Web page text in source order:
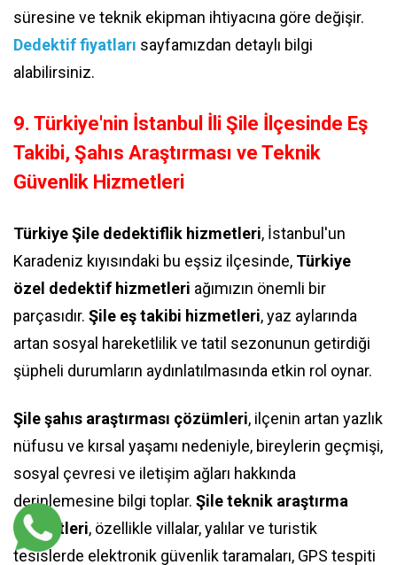
süresine ve teknik ekipman ihtiyacına göre değişir.
Dedektif fiyatları sayfamızdan detaylı bilgi
alabilirsiniz.
9. Türkiye'nin İstanbul İli Şile İlçesinde Eş
Takibi, Şahıs Araştırması ve Teknik
Güvenlik Hizmetleri
Türkiye Şile dedektiflik hizmetleri, İstanbul'un
Karadeniz kıyısındaki bu eşsiz ilçesinde, Türkiye
özel dedektif hizmetleri ağımızın önemli bir
parçasıdır. Şile eş takibi hizmetleri, yaz aylarında
artan sosyal hareketlilik ve tatil sezonunun getirdiği
şüpheli durumların aydınlatılmasında etkin rol oynar.
Şile şahıs araştırması çözümleri, ilçenin artan yazlık
nüfusu ve kırsal yaşamı nedeniyle, bireylerin geçmişi,
sosyal çevresi ve iletişim ağları hakkında
derinlemesine bilgi toplar. Şile teknik araştırma
hizmetleri, özellikle villalar, yalılar ve turistik
tesislerde elektronik güvenlik taramaları, GPS tespiti